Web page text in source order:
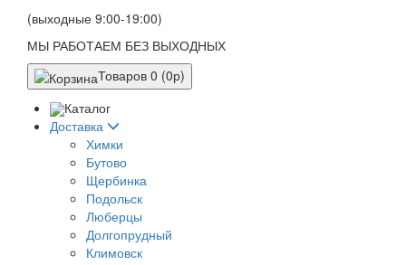
(выходные 9:00-19:00)
МЫ РАБОТАЕМ БЕЗ ВЫХОДНЫХ
Товаров 0 (0р)
Каталог
Доставка
Химки
Бутово
Щербинка
Подольск
Люберцы
Долгопрудный
Климовск